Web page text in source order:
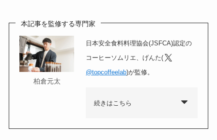
本記事を監修する専門家
柏倉元太
日本安全食料料理協会(JSFCA)認定の
コーヒーソムリエ、げんた(
@topcoffeelab)が監修。
続きはこちら